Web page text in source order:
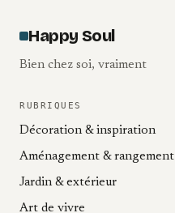
Happy Soul
Bien chez soi, vraiment
RUBRIQUES
Décoration & inspiration
Aménagement & rangement
Jardin & extérieur
Art de vivre